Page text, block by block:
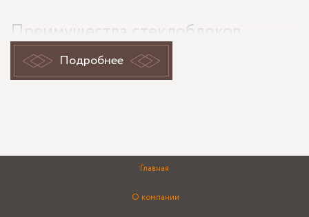
Преимущества стеклоблоков
Эффектный внешний вид. Перегородка начинает
выглядеть визуально интереснее, когда состоит не из
Богатство видов оформления. Блоки выпускаются в
многообразии размеров и окрасок, можно создать
Подробнее
Главная
О компании